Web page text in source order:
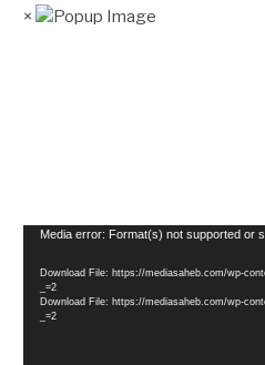
×
Video
Media error: Format(s) not supported or
Download File: https://mediasaheb.com/wp-
_=2
Download File: https://mediasaheb.com/wp-
_=2